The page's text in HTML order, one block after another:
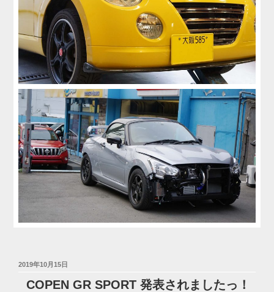
投
日:
2019年10月15日
COPEN GR SPORT 発表されましたっ！